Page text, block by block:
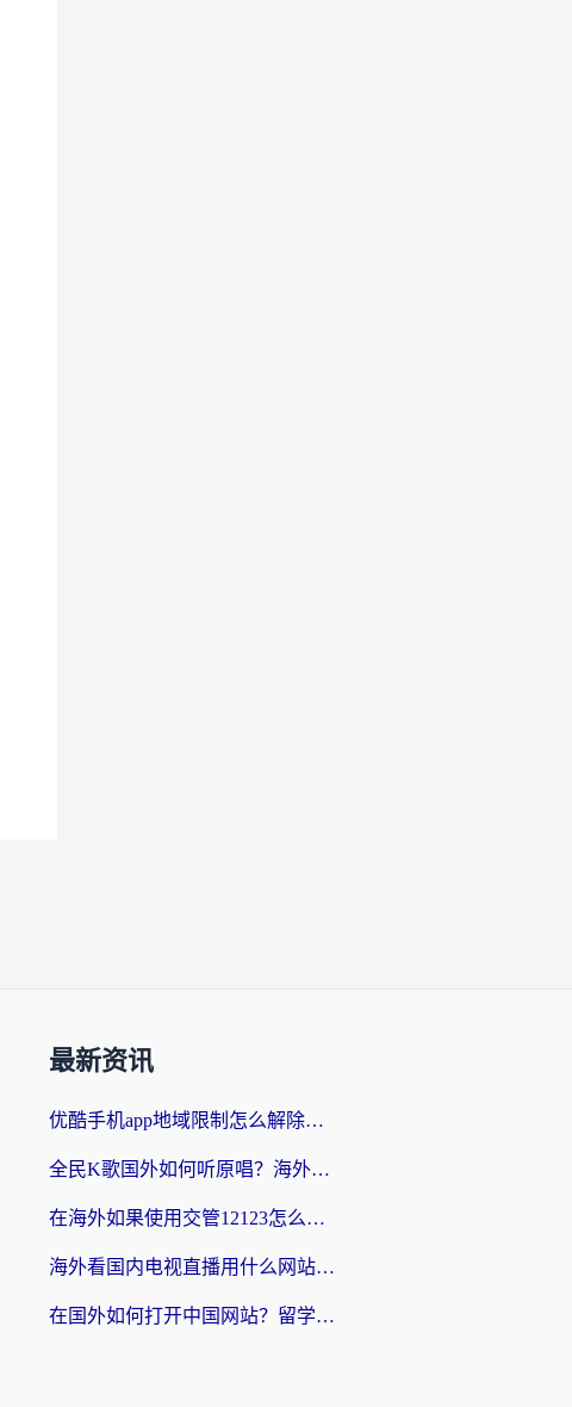
最新资讯
优酷手机app地域限制怎么解除？海外党亲测有效的追剧方案
全民K歌国外如何听原唱？海外党亲测有效的回国加速器选择指南
在海外如果使用交管12123怎么处理？留学生亲测有效的回国加速方案
海外看国内电视直播用什么网站比较好？一篇解决你所有追剧难题的实用指南
在国外如何打开中国网站？留学生与海外华人的无缝访问指南